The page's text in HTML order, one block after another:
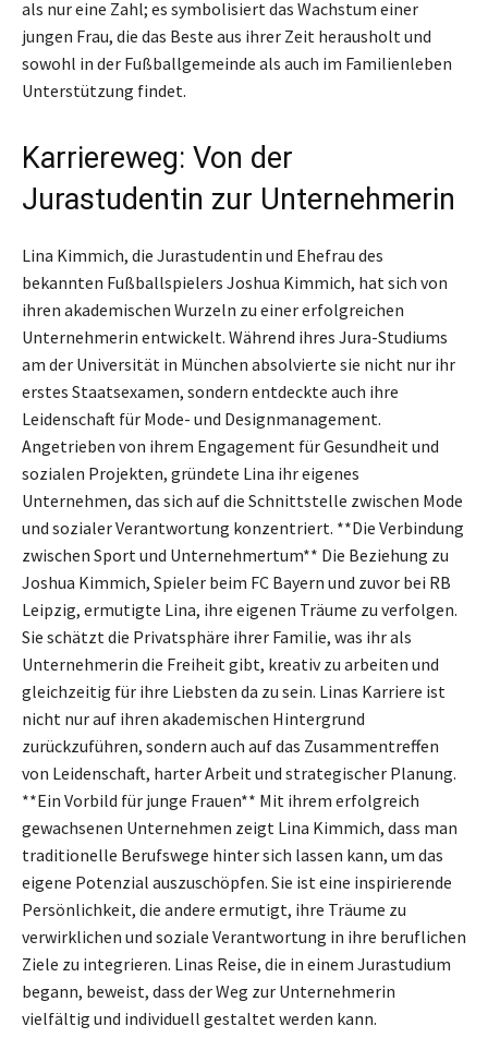
als nur eine Zahl; es symbolisiert das Wachstum einer
jungen Frau, die das Beste aus ihrer Zeit herausholt und
sowohl in der Fußballgemeinde als auch im Familienleben
Unterstützung findet.
Karriereweg: Von der
Jurastudentin zur Unternehmerin
Lina Kimmich, die Jurastudentin und Ehefrau des
bekannten Fußballspielers Joshua Kimmich, hat sich von
ihren akademischen Wurzeln zu einer erfolgreichen
Unternehmerin entwickelt. Während ihres Jura-Studiums
am der Universität in München absolvierte sie nicht nur ihr
erstes Staatsexamen, sondern entdeckte auch ihre
Leidenschaft für Mode- und Designmanagement.
Angetrieben von ihrem Engagement für Gesundheit und
sozialen Projekten, gründete Lina ihr eigenes
Unternehmen, das sich auf die Schnittstelle zwischen Mode
und sozialer Verantwortung konzentriert. **Die Verbindung
zwischen Sport und Unternehmertum** Die Beziehung zu
Joshua Kimmich, Spieler beim FC Bayern und zuvor bei RB
Leipzig, ermutigte Lina, ihre eigenen Träume zu verfolgen.
Sie schätzt die Privatsphäre ihrer Familie, was ihr als
Unternehmerin die Freiheit gibt, kreativ zu arbeiten und
gleichzeitig für ihre Liebsten da zu sein. Linas Karriere ist
nicht nur auf ihren akademischen Hintergrund
zurückzuführen, sondern auch auf das Zusammentreffen
von Leidenschaft, harter Arbeit und strategischer Planung.
**Ein Vorbild für junge Frauen** Mit ihrem erfolgreich
gewachsenen Unternehmen zeigt Lina Kimmich, dass man
traditionelle Berufswege hinter sich lassen kann, um das
eigene Potenzial auszuschöpfen. Sie ist eine inspirierende
Persönlichkeit, die andere ermutigt, ihre Träume zu
verwirklichen und soziale Verantwortung in ihre beruflichen
Ziele zu integrieren. Linas Reise, die in einem Jurastudium
begann, beweist, dass der Weg zur Unternehmerin
vielfältig und individuell gestaltet werden kann.